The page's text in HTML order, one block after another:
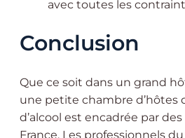
avec toutes les
Conclusion
Que ce soit dans un grand
une petite chambre d’hôtes
d’alcool est encadrée par
France. Les professionnels